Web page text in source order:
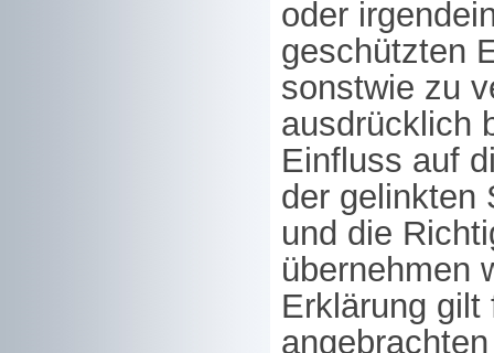
oder
geschützten
sonstwie zu
ausdrücklich
Einfluss auf
der gelinkten
und die
übernehmen
Erklärung gilt